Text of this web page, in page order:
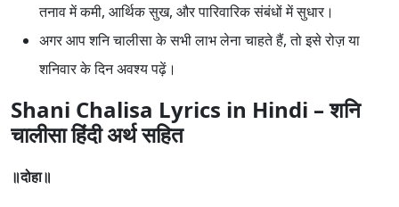
तनाव में कमी, आर्थिक सुख, और पारिवारिक संबंधों में सुधार।
अगर आप शनि चालीसा के सभी लाभ लेना चाहते हैं, तो इसे रोज़ या
शनिवार के दिन अवश्य पढ़ें।
Shani Chalisa Lyrics in Hindi – शनि
चालीसा हिंदी अर्थ सहित
॥दोहा॥